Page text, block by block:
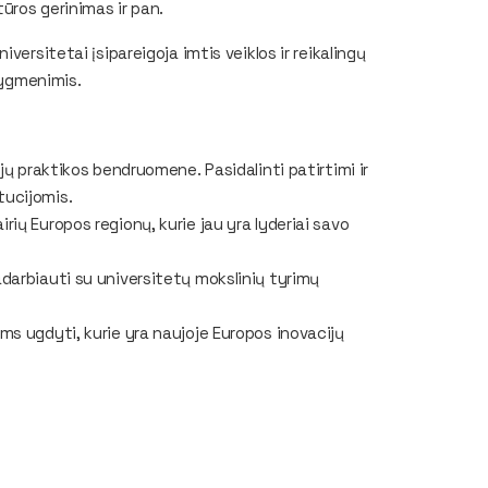
gerinimas ir pan.
įsipareigoja imtis veiklos ir reikalingų
praktikos bendruomene. Pasidalinti patirtimi ir
Europos regionų, kurie jau yra lyderiai savo
su universitetų mokslinių tyrimų
ugdyti, kurie yra naujoje Europos inovacijų